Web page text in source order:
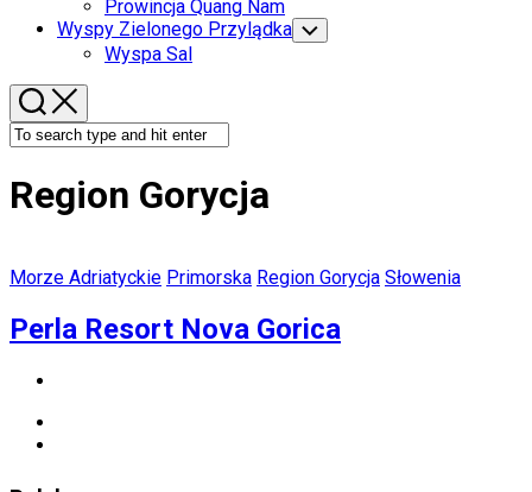
Prowincja Quang Nam
Wyspy Zielonego Przylądka Toggle
Child
Wyspa Sal
Region Gorycja
Morze Adriatyckie Primorska Region Gorycja Słowenia
Perla Resort Nova Gorica